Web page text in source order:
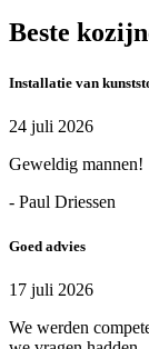
Beste
Installatie van
24 juli 2026
Geweldig mannen!
- Paul Driessen
Goed advies
17 juli 2026
We werden